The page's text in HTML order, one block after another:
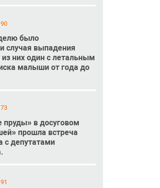
было
случая выпадения
них один с летальным
малыши от года до
пруды» в досуговом
прошла встреча
с депутатами